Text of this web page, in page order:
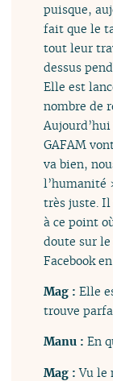
puisque,
fait que le
tout leur
dessus
Elle est
nombre de
GAFAM
va bien,
l’humanité
très juste.
à ce point
doute sur
Facebook
Mag :Elle
trouve
Manu :En
Mag :Vu le